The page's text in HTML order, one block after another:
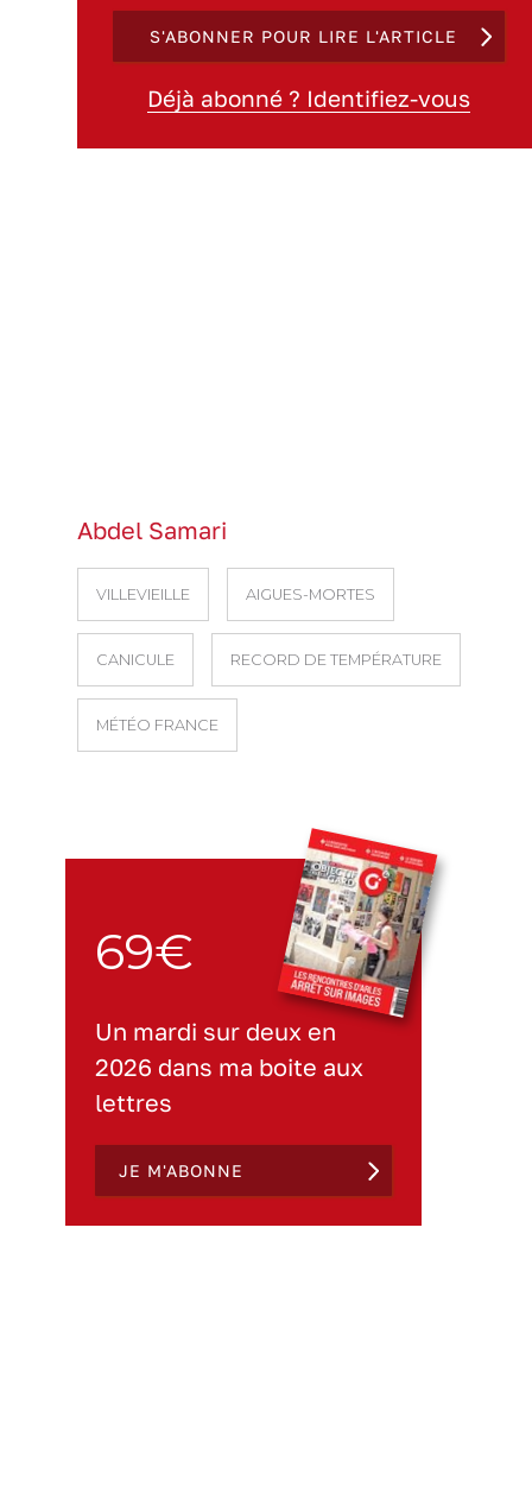
S'ABONNER POUR LIRE L'ARTICLE
Déjà abonné ? Identifiez-vous
Abdel Samari
VILLEVIEILLE AIGUES-MORTES
CANICULE RECORD DE TEMPÉRATURE
MÉTÉO FRANCE
69€
Un mardi sur deux en
2026 dans ma boite aux
lettres
JE M'ABONNE